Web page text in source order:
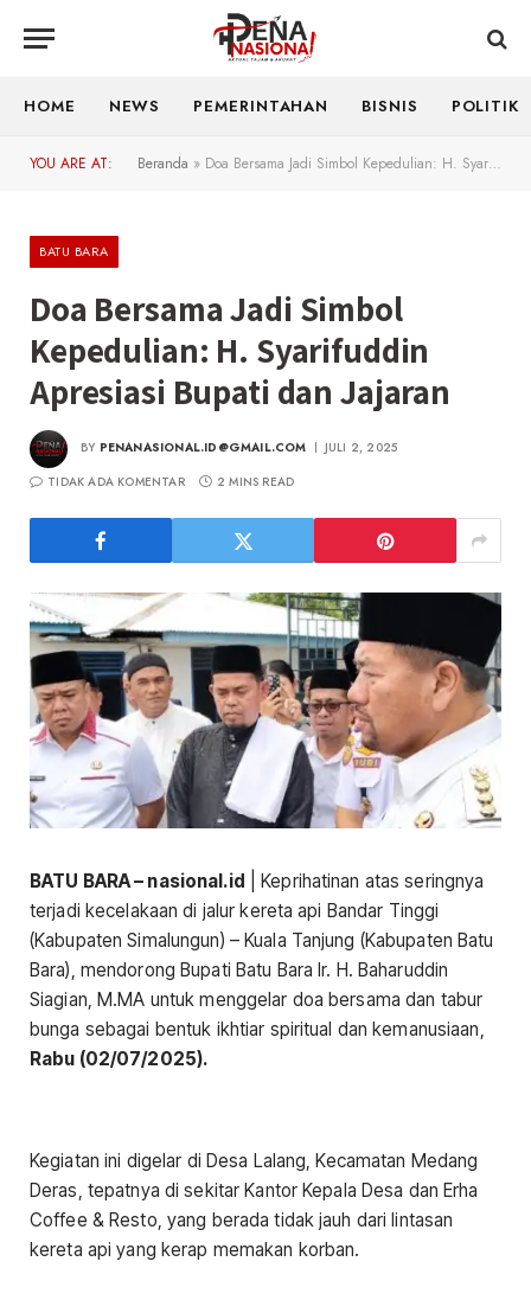
HOME NEWS PEMERINTAHAN BISNIS POLITIK
YOU ARE AT: Beranda » Doa Bersama Jadi Simbol Kepedulian: H. Syarifuddin Apresiasi Bupati dan Jajaran
BATU BARA
Doa Bersama Jadi Simbol
Kepedulian: H. Syarifuddin
Apresiasi Bupati dan Jajaran
BY PENANASIONAL.ID@GMAIL.COM
JULI 2, 2025
TIDAK ADA KOMENTAR
2 MINS READ
BATU BARA – nasional.id | Keprihatinan atas seringnya
terjadi kecelakaan di jalur kereta api Bandar Tinggi
(Kabupaten Simalungun) – Kuala Tanjung (Kabupaten Batu
Bara), mendorong Bupati Batu Bara Ir. H. Baharuddin
Siagian, M.MA untuk menggelar doa bersama dan tabur
bunga sebagai bentuk ikhtiar spiritual dan kemanusiaan,
Rabu (02/07/2025).
Kegiatan ini digelar di Desa Lalang, Kecamatan Medang
Deras, tepatnya di sekitar Kantor Kepala Desa dan Erha
Coffee & Resto, yang berada tidak jauh dari lintasan
kereta api yang kerap memakan korban.